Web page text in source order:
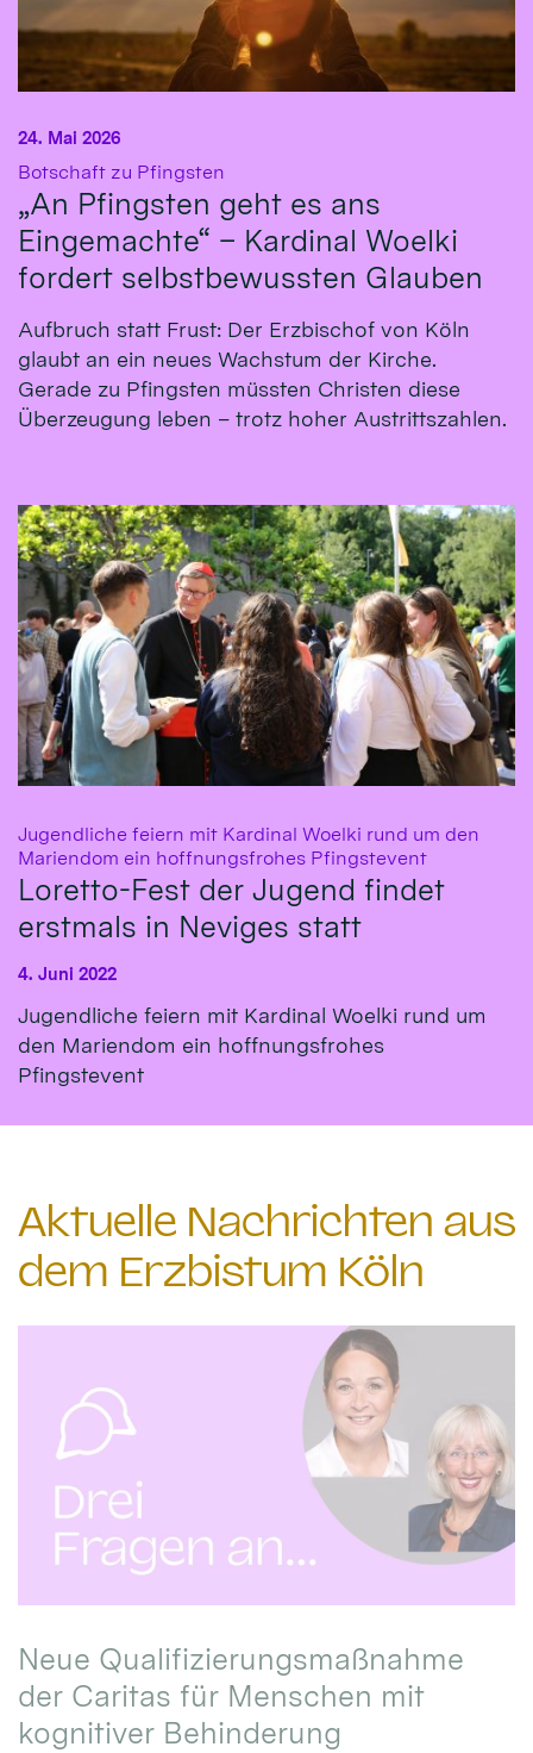
Botschaft zu Pfingsten
„An Pfingsten geht es ans
Eingemachte“ – Kardinal Woelki
fordert selbstbewussten Glauben
24. Mai 2026
Aufbruch statt Frust: Der Erzbischof von Köln
glaubt an ein neues Wachstum der Kirche.
Gerade zu Pfingsten müssten Christen diese
Überzeugung leben – trotz hoher Austrittszahlen.
Jugendliche feiern mit Kardinal Woelki rund um den
Mariendom ein hoffnungsfrohes Pfingstevent:
Loretto-Fest der Jugend findet
erstmals in Neviges statt
4. Juni 2022
Jugendliche feiern mit Kardinal Woelki rund um
den Mariendom ein hoffnungsfrohes
Pfingstevent
Aktuelle Nachrichten aus
dem Erzbistum Köln
Neue Qualifizierungsmaßnahme
der Caritas für Menschen mit
kognitiver Behinderung